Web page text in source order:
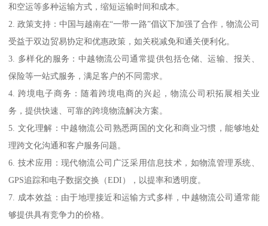
和空运等多种运输方式，缩短运输时间和成本。
2. 政策支持：中国与越南在“一带一路”倡议下加强了合作，物流公司
受益于双边贸易协定和优惠政策，如关税减免和通关便利化。
3. 多样化的服务：中越物流公司通常提供包括仓储、运输、报关、
保险等一站式服务，满足客户的不同需求。
4. 跨境电子商务：随着跨境电商的兴起，物流公司积拓展相关业
务，提供快速、可靠的跨境物流解决方案。
5. 文化理解：中越物流公司熟悉两国的文化和商业习惯，能够地处
理跨文化沟通和客户服务问题。
6. 技术应用：现代物流公司广泛采用信息技术，如物流管理系统、
GPS追踪和电子数据交换（EDI），以提率和透明度。
7. 成本效益：由于地理接近和运输方式多样，中越物流公司通常能
够提供具有竞争力的价格。